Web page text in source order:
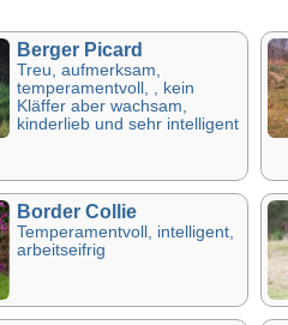
Berger Picard
Treu, aufmerksam,
temperamentvoll, , kein
Kläffer aber wachsam,
kinderlieb und sehr intelligent
Border Collie
Temperamentvoll, intelligent,
arbeitseifrig